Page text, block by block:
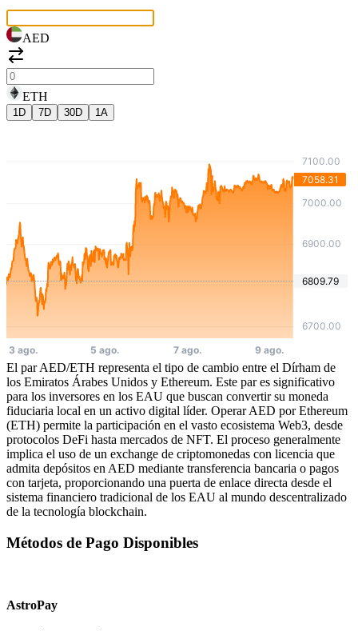
AED
ETH
1D 7D 30D 1A
El par AED/ETH representa el tipo de cambio entre el Dírham de
los Emiratos Árabes Unidos y Ethereum. Este par es significativo
para los inversores en los EAU que buscan convertir su moneda
fiduciaria local en un activo digital líder. Operar AED por Ethereum
(ETH) permite la participación en el vasto ecosistema Web3, desde
protocolos DeFi hasta mercados de NFT. El proceso generalmente
implica el uso de un exchange de criptomonedas con licencia que
admita depósitos en AED mediante transferencia bancaria o pagos
con tarjeta, proporcionando una puerta de enlace directa desde el
sistema financiero tradicional de los EAU al mundo descentralizado
de la tecnología blockchain.
Métodos de Pago Disponibles
AstroPay